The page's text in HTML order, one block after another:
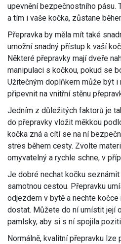
upevnění bezpečnostního pásu.
a tím i vaše kočka, zůstane
Přepravka by měla mít také
umožní snadný přístup k vaší
Některé přepravky mají dveře
manipulaci s kočkou, pokud se
Užitečným doplňkem může být i
připevnit na vnitřní stěnu
Jedním z důležitých faktorů je
do přepravky vložit měkkou
kočka zná a cítí se na ní
stres během cesty. Zvolte
omyvatelný a rychle schne, v
Je dobré nechat kočku
samotnou cestou. Přepravku
odjezdem v bytě a nechte
dostat. Můžete do ní umístit její
pamlsky, aby si s ní spojila
Normálně, kvalitní přepravku